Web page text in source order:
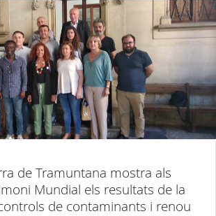
de Tramuntana mostra als
Mundial els resultats de la
de contaminants i renou